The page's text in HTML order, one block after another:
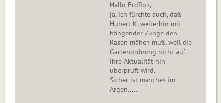
Hallo Erdfloh,
ja, ich fürchte auch, daß
Hubert K. weiterhin mit
hängender Zunge den
Rasen mähen muß, weil die
Gartenordnung nicht auf
ihre Aktualität hin
überprüft wird.
Sicher ist manches im
Argen.....